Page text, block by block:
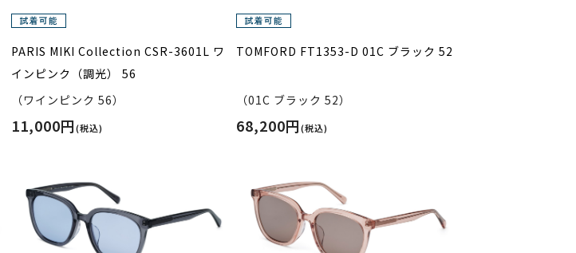
PARIS MIKI Collection CSR-3601L ワ
インピンク（調光） 56
（ワインピンク 56）
11,000円(税込)
TOMFORD FT1353-D 01C ブラック 52
（01C ブラック 52）
68,200円(税込)